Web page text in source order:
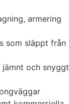
armering
som släppt från
och snyggt